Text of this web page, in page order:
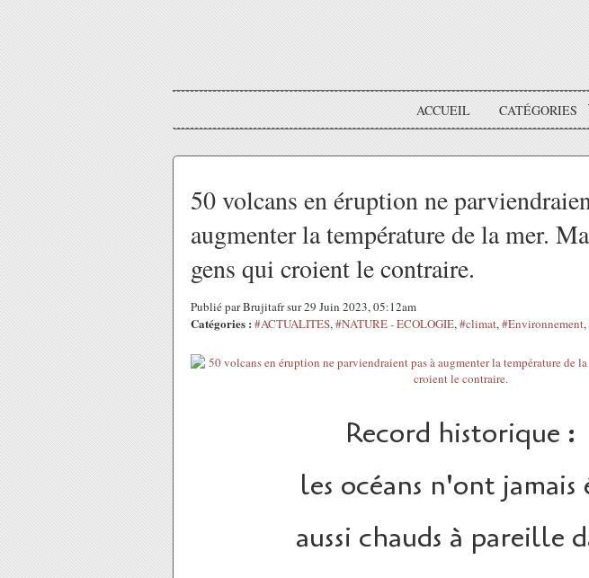
ACCUEIL CATÉGORIES
50 volcans en éruption ne
augmenter la température de la mer.
gens qui croient le contraire.
Publié par Brujitafr sur 29 Juin 2023, 05:12am
Catégories : #ACTUALITES,#NATURE - ECOLOGIE,#climat,#Environnement,
Record historique :
les océans n'ont jamais
aussi chauds à pareille